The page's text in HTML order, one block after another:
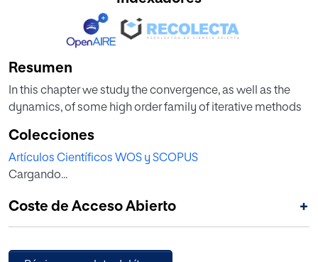
Resumen
In this chapter we study the convergence, as well as the
dynamics, of some high order family of iterative methods
Colecciones
Artículos Científicos WOS y SCOPUS
Cargando...
Coste de Acceso Abierto +